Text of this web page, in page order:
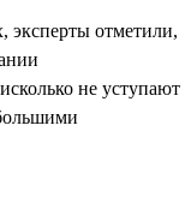
эксперты отметили,
не уступают